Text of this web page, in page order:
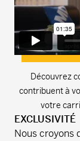
Découvrez
contribuent à
votre
EXCLUSIVITÉ
Nous croyons